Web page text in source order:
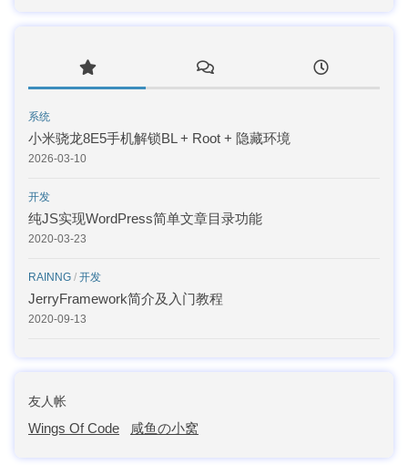
系统
小米骁龙8E5手机解锁BL + Root + 隐藏环境
2026-03-10
开发
纯JS实现WordPress简单文章目录功能
2020-03-23
RAINNG / 开发
JerryFramework简介及入门教程
2020-09-13
友人帐
Wings Of Code 咸鱼の小窝